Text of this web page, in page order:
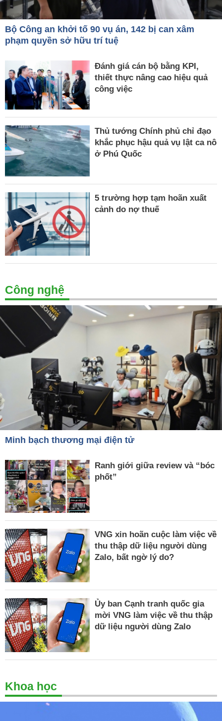
Bộ Công an khởi tố 90 vụ án, 142 bị can xâm
phạm quyền sở hữu trí tuệ
Đánh giá cán bộ bằng KPI,
thiết thực nâng cao hiệu quả
công việc
Thủ tướng Chính phủ chỉ đạo
khắc phục hậu quả vụ lật ca nô
ở Phú Quốc
5 trường hợp tạm hoãn xuất
cảnh do nợ thuế
Công nghệ
Minh bạch thương mại điện tử
Ranh giới giữa review và “bóc
phốt”
VNG xin hoãn cuộc làm việc về
thu thập dữ liệu người dùng
Zalo, bất ngờ lý do?
Ủy ban Cạnh tranh quốc gia
mời VNG làm việc về thu thập
dữ liệu người dùng Zalo
Khoa học